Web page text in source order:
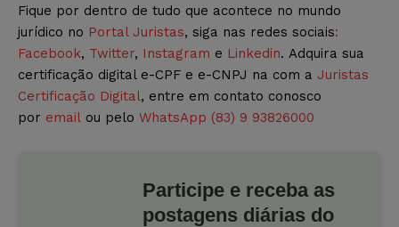
Fique por dentro de tudo que acontece no mundo
jurídico no Portal Juristas, siga nas redes sociais:
Facebook, Twitter, Instagram e Linkedin. Adquira sua
certificação digital e-CPF e e-CNPJ na com a Juristas
Certificação Digital, entre em contato conosco
por email ou pelo WhatsApp (83) 9 93826000
Participe e receba as
postagens diárias do